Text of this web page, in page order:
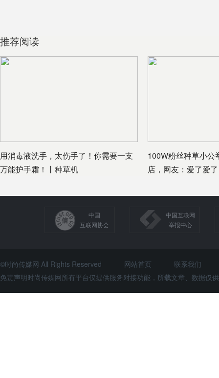
推荐阅读
用消毒液洗手，太伤手了！你需要一支
万能护手霜！丨种草机
100W粉丝种草小公
店，网友：爱了爱了
中国
互联网协会
中国互联网
举报中心
©时尚传媒网 All Rights Reserved 网站首页
联系我们
免责声明时尚传媒网所有平台仅提供服务对接功能，所载文章、数据